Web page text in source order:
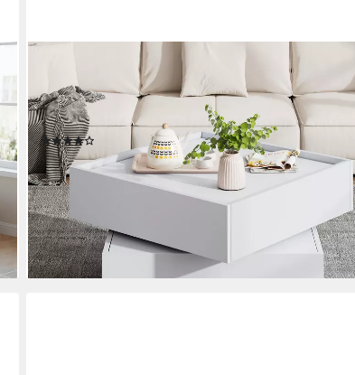
Couchtisch mit drehbarer Tischplatte (60x60x38 cm),
Wohnzimmertisch mit 2 Schubladen, Beistelltisch
Kaffetisch Satztisch
112,99 € UVP229,99 €
-51%
lieferbar - in 5-6 Werktagen bei dir